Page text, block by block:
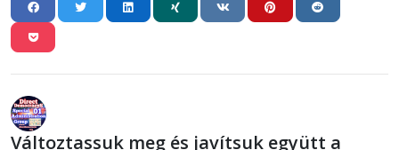
Változtassuk meg és javítsuk együtt a